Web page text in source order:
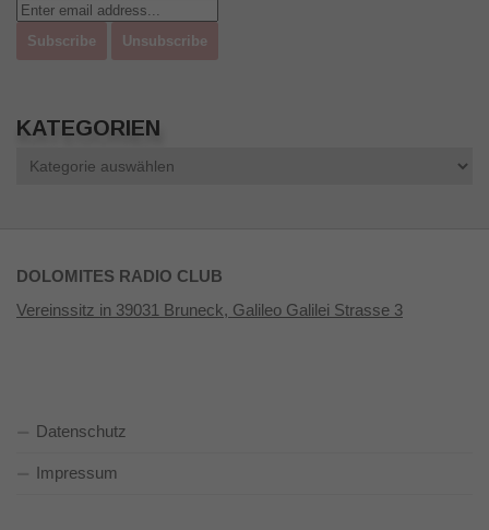
KATEGORIEN
DOLOMITES RADIO CLUB
Vereinssitz in 39031 Bruneck, Galileo Galilei Strasse 3
Datenschutz
Impressum